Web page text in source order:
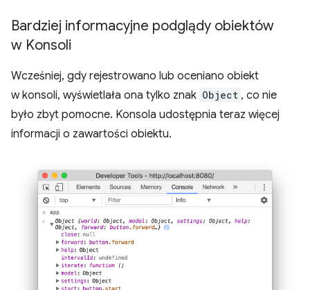
Bardziej informacyjne podglądy obiektów
w Konsoli
Wcześniej, gdy rejestrowano lub oceniano obiekt
w konsoli, wyświetlała ona tylko znak Object , co nie
było zbyt pomocne. Konsola udostępnia teraz więcej
informacji o zawartości obiektu.